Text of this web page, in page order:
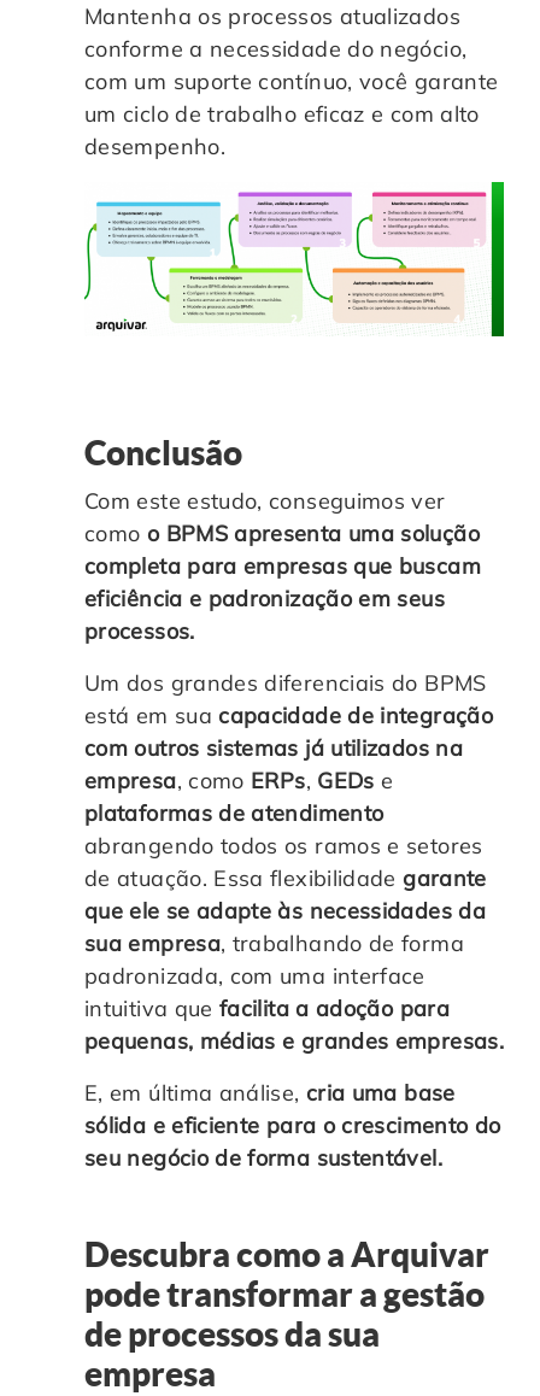
Mantenha os processos atualizados
conforme a necessidade do negócio,
com um suporte contínuo, você garante
um ciclo de trabalho eficaz e com alto
desempenho.
Conclusão
Com este estudo, conseguimos ver
como o BPMS apresenta uma solução
completa para empresas que buscam
eficiência e padronização em seus
processos.
Um dos grandes diferenciais do BPMS
está em sua capacidade de integração
com outros sistemas já utilizados na
empresa, como ERPs, GEDs e
plataformas de atendimento
abrangendo todos os ramos e setores
de atuação. Essa flexibilidade garante
que ele se adapte às necessidades da
sua empresa, trabalhando de forma
padronizada, com uma interface
intuitiva quefacilita a adoção para
pequenas, médias e grandes empresas.
E, em última análise, cria uma base
sólida e eficiente para o crescimento do
seu negócio de forma sustentável.
Descubra como a Arquivar
pode transformar a gestão
de processos da sua
empresa